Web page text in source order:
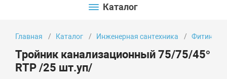
Каталог
Главная Каталог Инженерная сантехника Фитинги
Тройник канализационный 75/75/45°
RTP /25 шт.уп/